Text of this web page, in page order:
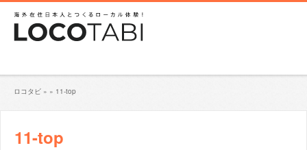
ロコタビ » » 11-top
11-top